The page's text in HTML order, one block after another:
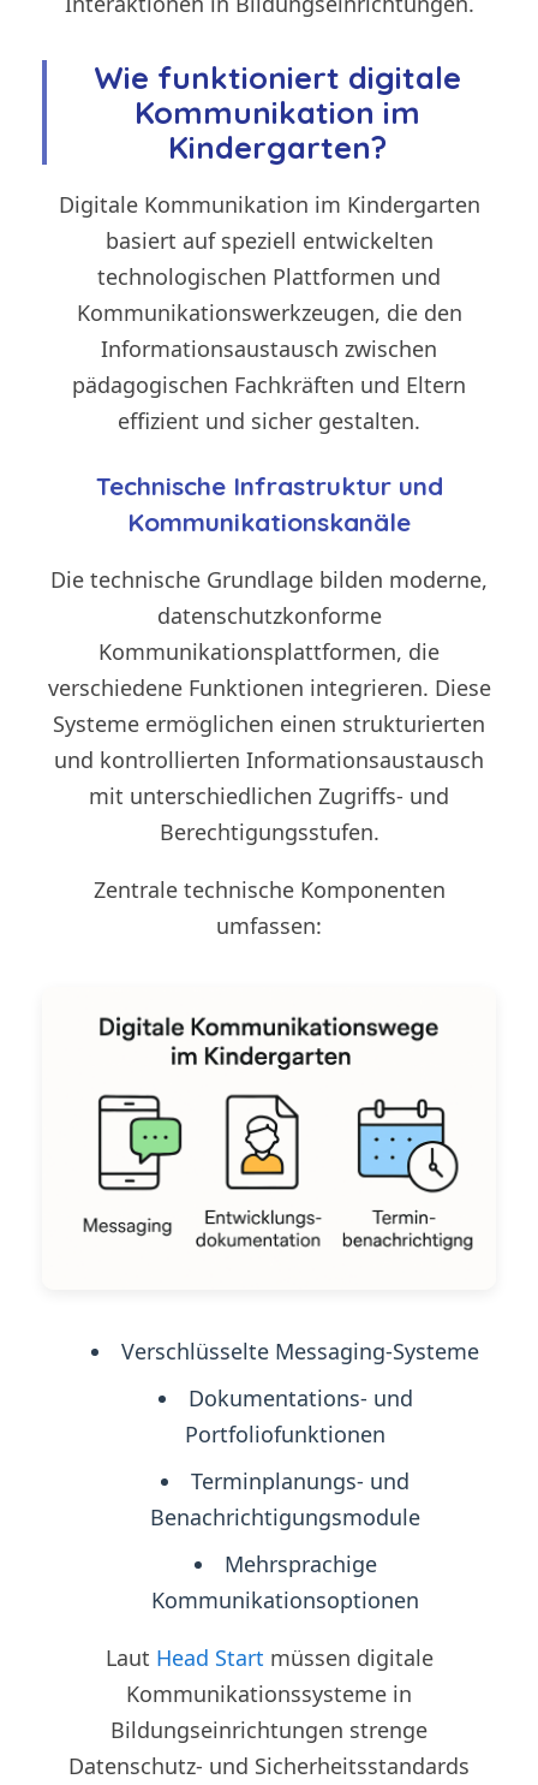
Wie funktioniert digitale
Kommunikation im
Kindergarten?
Digitale Kommunikation im Kindergarten
basiert auf speziell entwickelten
technologischen Plattformen und
Kommunikationswerkzeugen, die den
Informationsaustausch zwischen
pädagogischen Fachkräften und Eltern
effizient und sicher gestalten.
Technische Infrastruktur und
Kommunikationskanäle
Die technische Grundlage bilden moderne,
datenschutzkonforme
Kommunikationsplattformen, die
verschiedene Funktionen integrieren. Diese
Systeme ermöglichen einen strukturierten
und kontrollierten Informationsaustausch
mit unterschiedlichen Zugriffs- und
Berechtigungsstufen.
Zentrale technische Komponenten
umfassen:
Verschlüsselte Messaging-Systeme
Dokumentations- und
Portfoliofunktionen
Terminplanungs- und
Benachrichtigungsmodule
Mehrsprachige
Kommunikationsoptionen
Laut Head Start müssen digitale
Kommunikationssysteme in
Bildungseinrichtungen strenge
Datenschutz- und Sicherheitsstandards